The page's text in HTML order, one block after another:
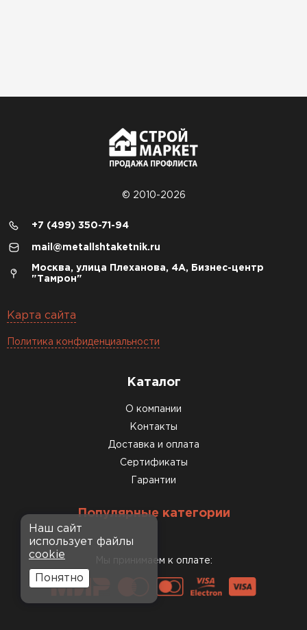
© 2010-2026
+7 (499) 350-71-94
mail@metallshtaketnik.ru
Москва, улица Плеханова, 4А, Бизнес-центр
"Тамрон"
Карта сайта
Политика конфиденциальности
Каталог
О компании
Контакты
Доставка и оплата
Сертификаты
Гарантии
Популярные категории
Мы принимаем к оплате:
Наш сайт
использует файлы
cookie
Понятно